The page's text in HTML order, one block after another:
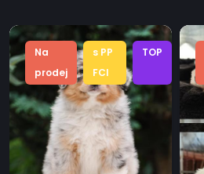
Na
prodej
s PP
FCI
TOP